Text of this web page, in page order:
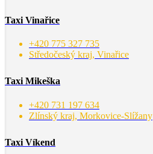
Taxi Vinařice
+420 775 327 735
Středočeský kraj, Vinařice
Taxi Mikeška
+420 731 197 634
Zlínský kraj, Morkovice-Slížany
Taxi Víkend